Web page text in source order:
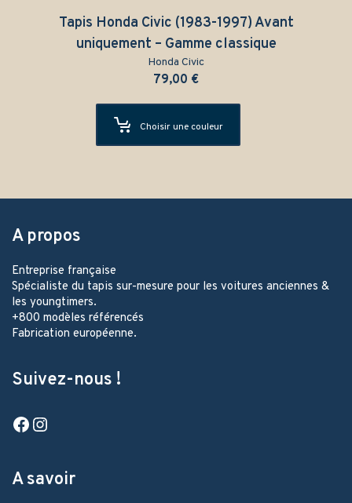
Tapis Honda Civic (1983-1997) Avant
uniquement – Gamme classique
Honda Civic
79,00 €
Choisir une couleur
A propos
Entreprise française
Spécialiste du tapis sur-mesure pour les voitures anciennes &
les youngtimers.
+800 modèles référencés
Fabrication européenne.
Suivez-nous !
Facebook
A savoir